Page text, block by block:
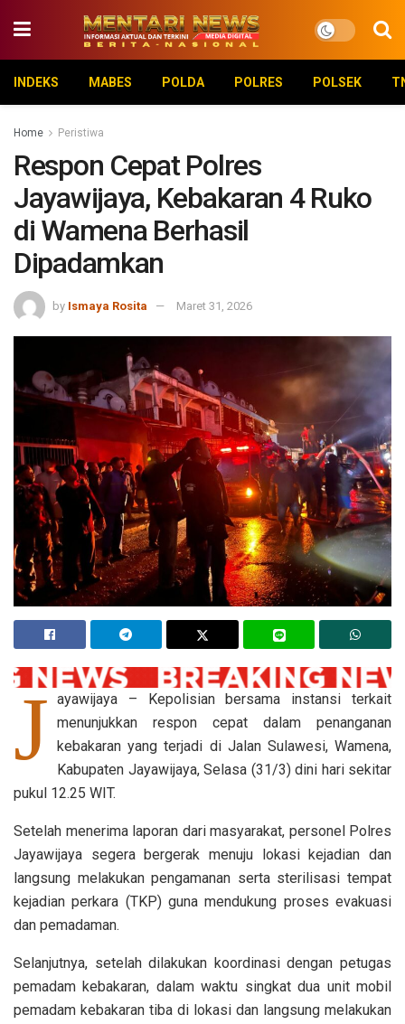
INDEKS MABES POLDA POLRES POLSEK
Home Peristiwa
Respon Cepat Polres
Jayawijaya, Kebakaran 4 Ruko
di Wamena Berhasil
Dipadamkan
by Ismaya Rosita Maret 31, 2026
J ayawijaya – Kepolisian bersama instansi terkait
menunjukkan respon cepat dalam penanganan
kebakaran yang terjadi di Jalan Sulawesi, Wamena,
Kabupaten Jayawijaya, Selasa (31/3) dini hari sekitar
pukul 12.25 WIT.
Setelah menerima laporan dari masyarakat, personel Polres
Jayawijaya segera bergerak menuju lokasi kejadian dan
langsung melakukan pengamanan serta sterilisasi tempat
kejadian perkara (TKP) guna mendukung proses evakuasi
dan pemadaman.
Selanjutnya, setelah dilakukan koordinasi dengan petugas
pemadam kebakaran, dalam waktu singkat dua unit mobil
pemadam kebakaran tiba di lokasi dan langsung melakukan